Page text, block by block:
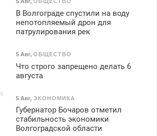
В Волгограде спустили на воду
непотопляемый дрон для
патрулирования рек
5 Авг, ОБЩЕСТВО
Что строго запрещено делать 6
августа
5 Авг, ЭКОНОМИКА
Губернатор Бочаров отметил
стабильность экономики
Волгоградской области